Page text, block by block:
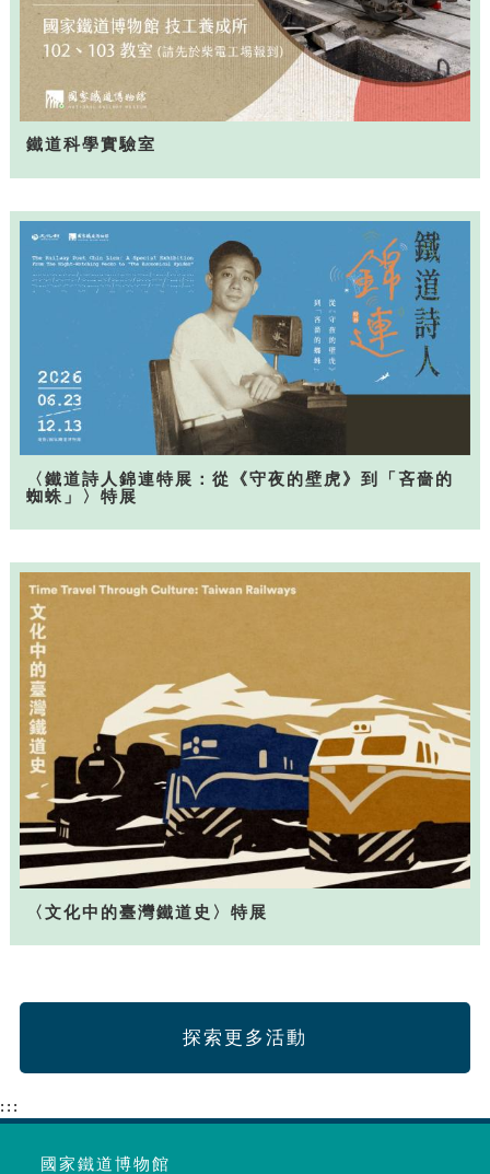
鐵道科學實驗室
〈鐵道詩人錦連特展：從《守夜的壁虎》到「吝嗇的
蜘蛛」〉特展
〈文化中的臺灣鐵道史〉特展
探索更多活動
:::
國家鐵道博物館